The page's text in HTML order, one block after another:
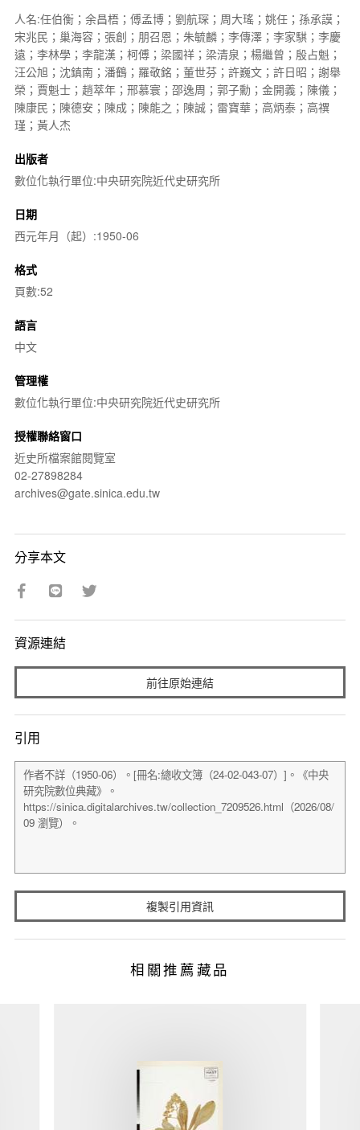
人名:任伯衡；余昌梧；傅孟博；劉航琛；周大瑤；姚任；孫承謨；
宋兆民；巢海容；張創；朋召恩；朱毓麟；李傳澤；李家騏；李慶
遠；李林學；李龍漢；柯傅；梁國祥；梁清泉；楊繼曾；殷占魁；
汪公旭；沈鎮南；潘鶴；羅敬銘；董世芬；許巍文；許日昭；謝舉
榮；賈魁士；趙萃年；邢慕寰；邵逸周；郭子勳；金開義；陳儀；
陳康民；陳德安；陳成；陳能之；陳誠；雷寶華；高炳泰；高禩
瑾；黃人杰
出版者
數位化執行單位:中央研究院近代史研究所
日期
西元年月（起）:1950-06
格式
頁數:52
語言
中文
管理權
數位化執行單位:中央研究院近代史研究所
授權聯絡窗口
近史所檔案館閱覽室
02-27898284
archives@gate.sinica.edu.tw
分享本文
資源連結
前往原始連結
引用
複製引用資訊
相關推薦藏品